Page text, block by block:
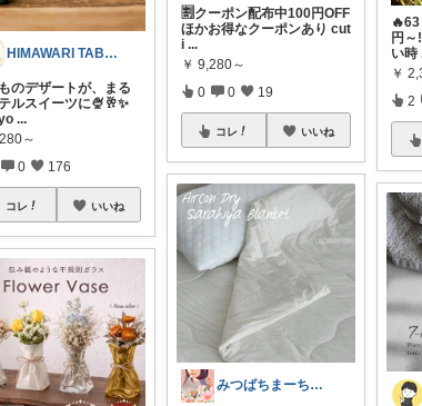
HIMAWARI TABLE🌼
のデザートが、まる
ルスイーツに🍨🥂✨
...
～
0 176
コレ いいね
🈹クーポン配布中100円OFF
ほかお得なクーポンあり cut
i ...
￥ 9,280～
0 0 19
コレ いいね
みつばちまーちᵀᴴᴬᴺᴷ ᵞᴼᵁ ◡̈*
円～
い時
￥
2